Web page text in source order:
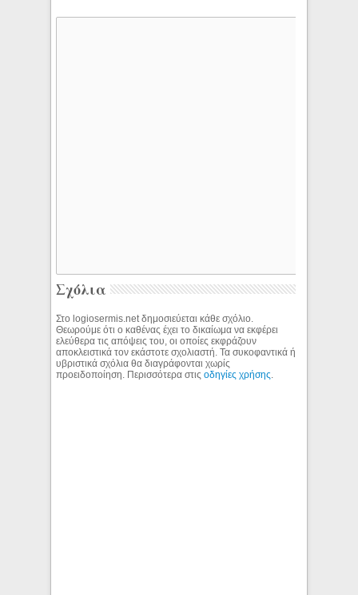
Σχόλια
Στο logiosermis.net δημοσιεύεται κάθε σχόλιο.
Θεωρούμε ότι ο καθένας έχει το δικαίωμα να εκφέρει
ελεύθερα τις απόψεις του, οι οποίες εκφράζουν
αποκλειστικά τον εκάστοτε σχολιαστή. Τα συκοφαντικά ή
υβριστικά σχόλια θα διαγράφονται χωρίς
προειδοποίηση. Περισσότερα στιςοδηγίες χρήσης